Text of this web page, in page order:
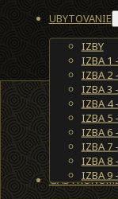
UBYTOVANIE
IZBY
IZBA 1
IZBA 2
IZBA 3
IZBA 4
IZBA 5
IZBA 6
IZBA 7
IZBA 8
IZBA 9